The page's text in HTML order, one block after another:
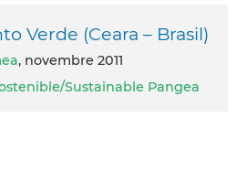
Verde (Ceara – Brasil)
, novembre 2011
Sustainable Pangea